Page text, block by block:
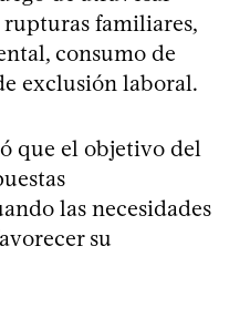
familiares,
consumo de
exclusión laboral.
que el objetivo del
las necesidades
su